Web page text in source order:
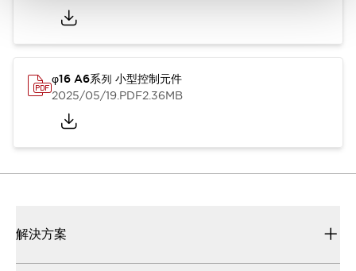
φ16 A6系列 小型控制元件
2025/05/19.PDF2.36MB
解決方案